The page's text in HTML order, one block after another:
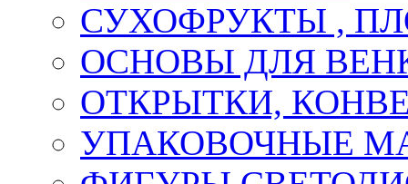
СУХОФРУКТЫ ,
ОСНОВЫ ДЛЯ
ОТКРЫТКИ,
УПАКОВОЧНЫЕ